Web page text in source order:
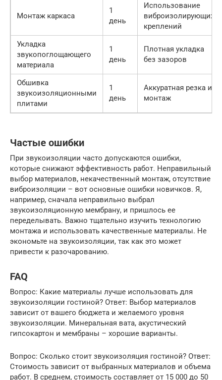
Монтаж каркаса
1
день
Использование
виброизолирующих
креплений
Укладка
звукопоглощающего
материала
1
день
Плотная укладка
без зазоров
Обшивка
звукоизоляционными
плитами
1
день
Аккуратная резка и
монтаж
Частые ошибки
При звукоизоляции часто допускаются ошибки,
которые снижают эффективность работ. Неправильный
выбор материалов, некачественный монтаж, отсутствие
виброизоляции – вот основные ошибки новичков. Я,
например, сначала неправильно выбрал
звукоизоляционную мембрану, и пришлось ее
переделывать. Важно тщательно изучить технологию
монтажа и использовать качественные материалы. Не
экономьте на звукоизоляции, так как это может
привести к разочарованию.
FAQ
Вопрос: Какие материалы лучше использовать для
звукоизоляции гостиной? Ответ: Выбор материалов
зависит от вашего бюджета и желаемого уровня
звукоизоляции. Минеральная вата, акустический
гипсокартон и мембраны – хорошие варианты.
Вопрос: Сколько стоит звукоизоляция гостиной? Ответ:
Стоимость зависит от выбранных материалов и объема
работ. В среднем, стоимость составляет от 15 000 до 50